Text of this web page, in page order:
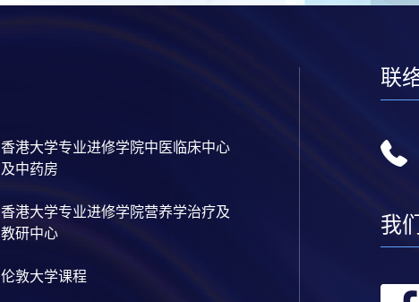
香港大学专业进修学院中医临床中心
及中药房
香港大学专业进修学院营养学治疗及
教研中心
伦敦大学课程
联
我